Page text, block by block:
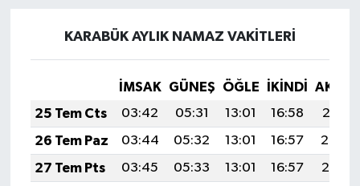
KARABÜK AYLIK NAMAZ VAKITLERI
İMSAK GÜNEŞ ÖĞLE İKINDI
25 Tem Cts
03:42 05:31 13:01 16:58
20:21
26 Tem Paz
03:44 05:32 13:01 16:57
20:20
27 Tem Pts
03:45 05:33 13:01 16:57
20:19